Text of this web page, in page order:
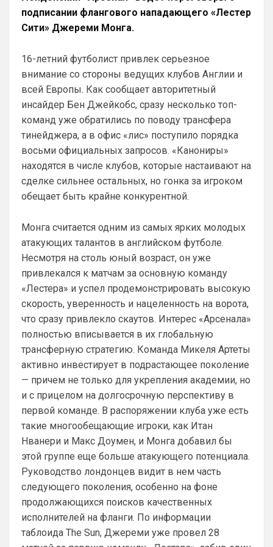
подписании флангового нападающего «Лестер
Сити» Джереми Монга.
16-летний футболист привлек серьезное
внимание со стороны ведущих клубов Англии и
всей Европы. Как сообщает авторитетный
инсайдер Бен Джейкобс, сразу несколько топ-
команд уже обратились по поводу трансфера
тинейджера, а в офис «лис» поступило порядка
восьми официальных запросов. «Канониры»
находятся в числе клубов, которые настаивают на
сделке сильнее остальных, но гонка за игроком
обещает быть крайне конкурентной.
Монга считается одним из самых ярких молодых
атакующих талантов в английском футболе.
Несмотря на столь юный возраст, он уже
привлекался к матчам за основную команду
«Лестера» и успел продемонстрировать высокую
скорость, уверенность и нацеленность на ворота,
что сразу привлекло скаутов. Интерес «Арсенала»
полностью вписывается в их глобальную
трансферную стратегию. Команда Микеля Артеты
активно инвестирует в подрастающее поколение
— причем не только для укрепления академии, но
и с прицелом на долгосрочную перспективу в
первой команде. В распоряжении клуба уже есть
такие многообещающие игроки, как Итан
Нванери и Макс Доумен, и Монга добавил бы
этой группе еще больше атакующего потенциала.
Руководство лондонцев видит в нем часть
следующего поколения, особенно на фоне
продолжающихся поисков качественных
исполнителей на фланги. По информации
таблоида The Sun, Джереми уже провел 28
Как раз таки это и плюс! )
Слава Богу, что хоть этого дебила Гео
тут нет. А то раз в полгода ёбнет какую-
нибудь хуйню. Хотя все его перлы уже
как по лекалам. Но всё равно кровь из
глаз каждый раз...
Аристократ • 00:47
Ответ для SkyNet
Слава Богу, что хоть этого дебила Гео тут
нет. А то раз в полгода ёбнет какую-нибудь
Думаешь нет ?)А я думаю он наблюдает,
выжидает, и ждет подходящего
SkyNet• 00:50
Ответ для Аристократ
Думаешь нет ?)А я думаю он наблюдает,
для «удара»
Может для удава? ))
Аристократ• 01:06
Ответ для SkyNet
Может для удава? ))
Ааа, Кибер это ты , я только щас догнал
про Скайнет )
блин узнаю наш старый добрый чат на
Челси)))
Britball• 01:50
Пацаны, будет время поставьте в
поставили. Он будет отображаться в
комментах. Писать с большой буквы, без
всяких лишних знаков: Челси
Конечно будет занятно , если Ямалю